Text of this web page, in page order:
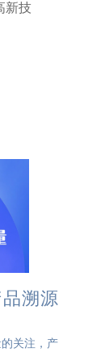
新技
溯源
关注，产